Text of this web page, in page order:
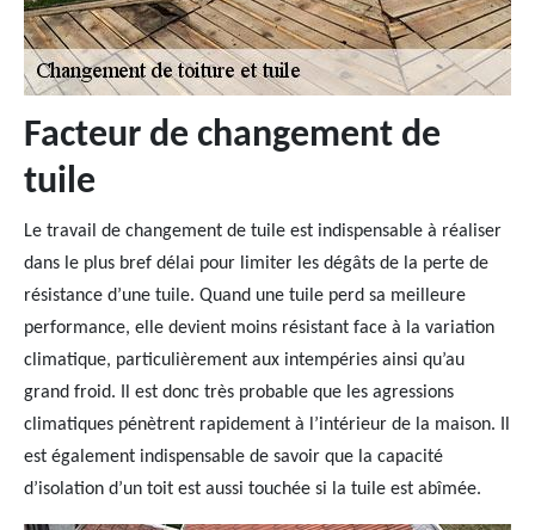
Facteur de changement de
tuile
Le travail de changement de tuile est indispensable à réaliser
dans le plus bref délai pour limiter les dégâts de la perte de
résistance d’une tuile. Quand une tuile perd sa meilleure
performance, elle devient moins résistant face à la variation
climatique, particulièrement aux intempéries ainsi qu’au
grand froid. Il est donc très probable que les agressions
climatiques pénètrent rapidement à l’intérieur de la maison. Il
est également indispensable de savoir que la capacité
d’isolation d’un toit est aussi touchée si la tuile est abîmée.